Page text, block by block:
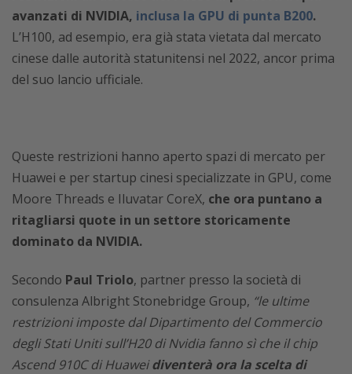
avanzati di NVIDIA, inclusa la GPU di punta B200.
L’H100, ad esempio, era già stata vietata dal mercato
cinese dalle autorità statunitensi nel 2022, ancor prima
del suo lancio ufficiale.
Queste restrizioni hanno aperto spazi di mercato per
Huawei e per startup cinesi specializzate in GPU, come
Moore Threads e Iluvatar CoreX, che ora puntano a
ritagliarsi quote in un settore storicamente
dominato da NVIDIA.
Secondo Paul Triolo, partner presso la società di
consulenza Albright Stonebridge Group, “le ultime
restrizioni imposte dal Dipartimento del Commercio
degli Stati Uniti sull’H20 di Nvidia fanno sì che il chip
Ascend 910C di Huaweidiventerà ora la scelta di